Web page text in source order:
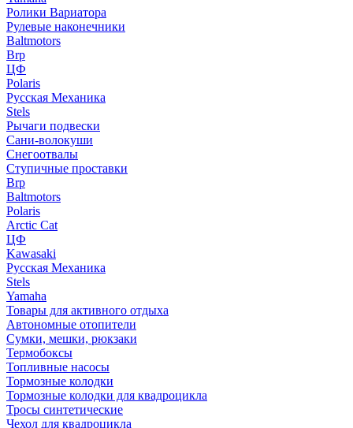
Ролики Вариатора
Рулевые наконечники
Baltmotors
Brp
ЦФ
Polaris
Русская Механика
Stels
Рычаги подвески
Сани-волокуши
Снегоотвалы
Ступичные проставки
Brp
Baltmotors
Polaris
Arctic Cat
ЦФ
Kawasaki
Русская Механика
Stels
Yamaha
Товары для активного отдыха
Автономные отопители
Сумки, мешки, рюкзаки
Термобоксы
Топливные насосы
Тормозные колодки
Тормозные колодки для квадроцикла
Тросы синтетические
Чехол для квадроцикла